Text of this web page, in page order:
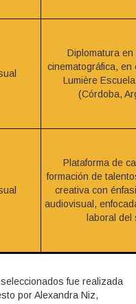
Diplomatura
cinematográfica, en
Lumière
(Córdoba,
Plataforma de
formación de
creativa con
audiovisual,
laboral del
fue realizada
por Alexandra Niz,